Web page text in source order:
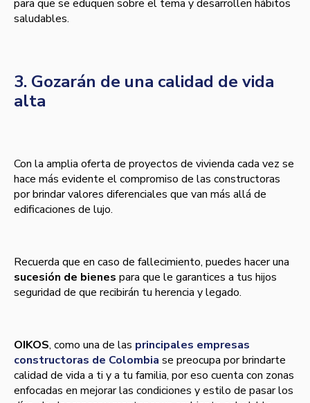
para que se eduquen sobre el tema y desarrollen hábitos
saludables.
3. Gozarán de una calidad de vida
alta
Con la amplia oferta de proyectos de vivienda cada vez se
hace más evidente el compromiso de las constructoras
por brindar valores diferenciales que van más allá de
edificaciones de lujo.
Recuerda que en caso de fallecimiento, puedes hacer una
sucesión de bienes para que le garantices a tus hijos
seguridad de que recibirán tu herencia y legado.
OIKOS, como una de las principales empresas
constructoras de Colombia se preocupa por brindarte
calidad de vida a ti y a tu familia, por eso cuenta con zonas
enfocadas en mejorar las condiciones y estilo de pasar los